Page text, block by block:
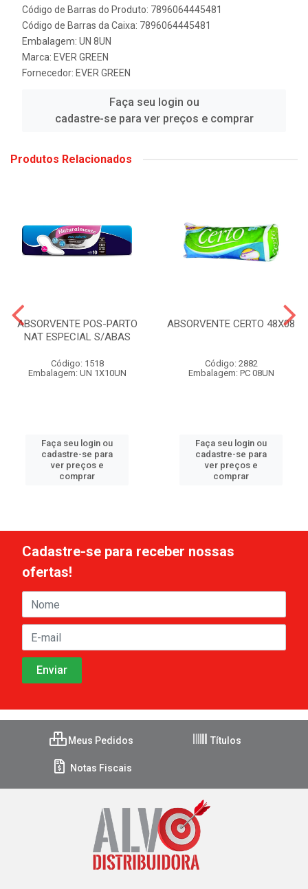
Código de Barras do Produto: 7896064445481
Código de Barras da Caixa: 7896064445481
Embalagem: UN 8UN
Marca: EVER GREEN
Fornecedor: EVER GREEN
Faça seu login ou
cadastre-se para ver preços e comprar
Produtos Relacionados
ABSORVENTE POS-PARTO
NAT ESPECIAL S/ABAS
Código: 1518
Embalagem: UN 1X10UN
Faça seu login ou
cadastre-se para
ver preços e
comprar
ABSORVENTE CERTO 48X08
Código: 2882
Embalagem: PC 08UN
Faça seu login ou
cadastre-se para
ver preços e
comprar
Cadastre-se para receber nossas
ofertas!
Meus Pedidos Títulos
Notas Fiscais